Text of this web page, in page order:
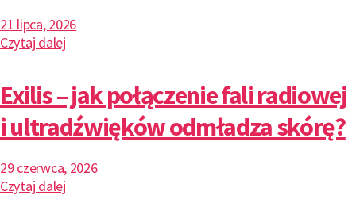
21 lipca, 2026
Czytaj dalej
Exilis – jak połączenie fali radiowej
i ultradźwięków odmładza skórę?
29 czerwca, 2026
Czytaj dalej